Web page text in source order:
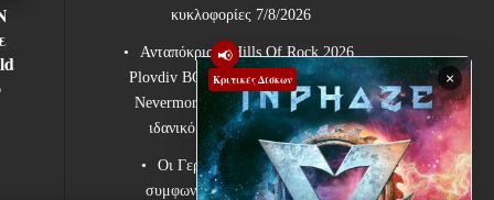
κυκλοφορίες 7/8/2026
Ανταπόκριση: Hills Of Rock 2026,
Plovdiv BG – Day 3. Paradise Lost,
Nevermore, Lamb of God και ένα
ιδανικό φινάλε στο Πλόβντιβ
Οι Γερμανοί πρωτοπόροι του
συμφωνικού metal XANDRIA
📢
Κριτικές Δίσκων ×